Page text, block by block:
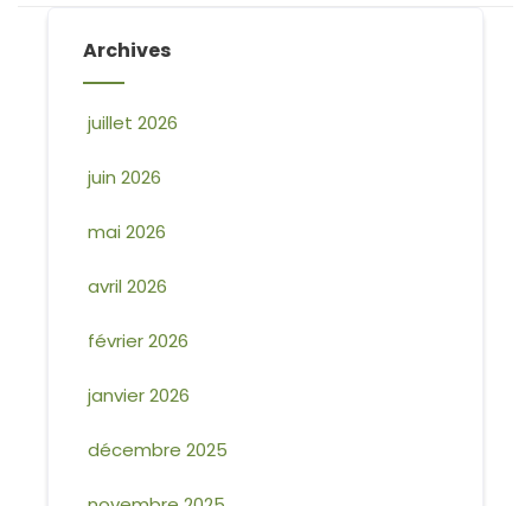
Archives
juillet 2026
juin 2026
mai 2026
avril 2026
février 2026
janvier 2026
décembre 2025